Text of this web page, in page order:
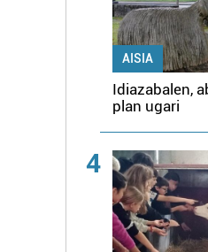
AISIA
Idiazabalen,
plan ugari
4